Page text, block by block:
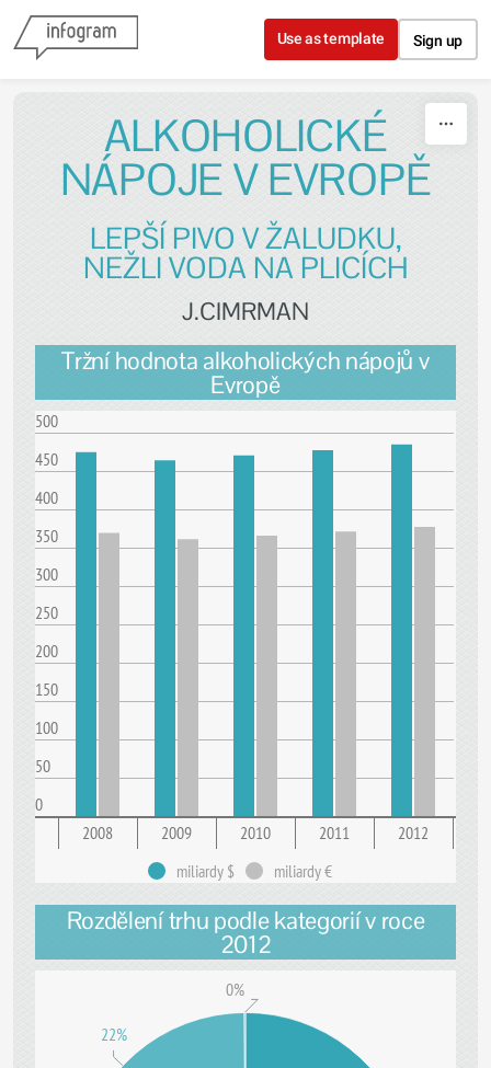
Skip to content
Use as template Sign up
ALKOHOLICKÉ
NÁPOJE V EVROPĚ
LEPŠÍ PIVO V ŽALUDKU,
NEŽLI VODA NA PLICÍCH
J.CIMRMAN
Tržní hodnota alkoholických nápojů v
Evropě
500
450
400
350
300
250
200
150
100
50
0
2008
2009 2010 2011
2012
miliardy $
miliardy €
Rozdělení trhu podle kategorií v roce
2012
22%
0%